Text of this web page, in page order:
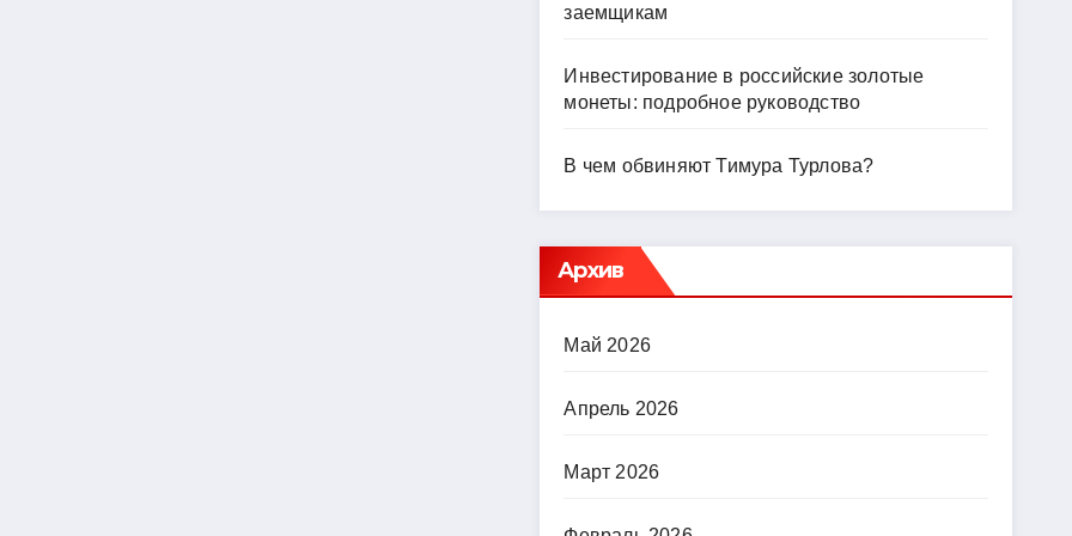
заемщикам
Инвестирование в российские золотые
монеты: подробное руководство
В чем обвиняют Тимура Турлова?
Архив
Май 2026
Апрель 2026
Март 2026